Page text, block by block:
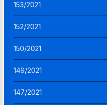
153/2021
152/2021
150/2021
149/2021
147/2021